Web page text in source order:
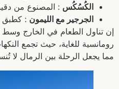
الكُسُكُس : المصنوع من
الجرجير مع الليمون : كطبق
إن تناول الطعام في الخارج وسط
رومانسية للغاية، حيث تجمع
مما يجعل الرحلة بين الرمال لا